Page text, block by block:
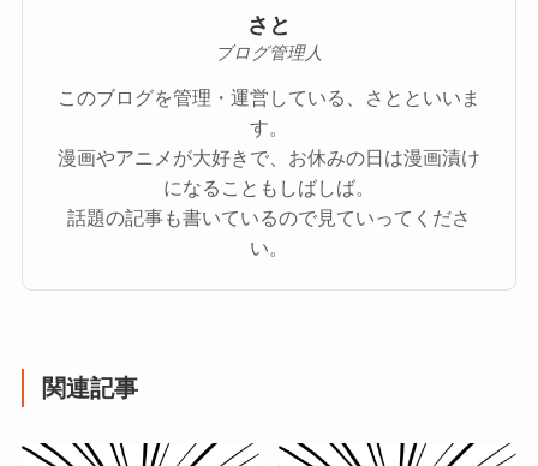
さと
ブログ管理人
このブログを管理・運営している、さとといいま
す。
漫画やアニメが大好きで、お休みの日は漫画漬け
になることもしばしば。
話題の記事も書いているので見ていってくださ
い。
関連記事